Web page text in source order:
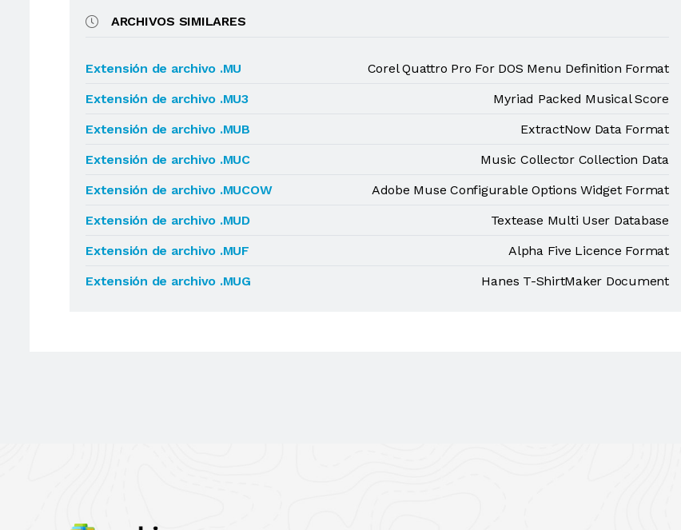
ARCHIVOS SIMILARES
Extensión de archivo .MU
Corel Quattro Pro For DOS Menu Definition Format
Extensión de archivo .MU3
Myriad Packed Musical Score
Extensión de archivo .MUB
ExtractNow Data Format
Extensión de archivo .MUC
Music Collector Collection Data
Extensión de archivo .MUCOW
Adobe Muse Configurable Options Widget Format
Extensión de archivo .MUD
Textease Multi User Database
Extensión de archivo .MUF
Alpha Five Licence Format
Extensión de archivo .MUG
Hanes T-ShirtMaker Document